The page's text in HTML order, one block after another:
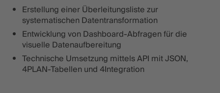
Erstellung einer Überleitungsliste zur
systematischen Datentransformation
Entwicklung von Dashboard-Abfragen für die
visuelle Datenaufbereitung
Technische Umsetzung mittels API mit JSON,
4PLAN-Tabellen und 4Integration